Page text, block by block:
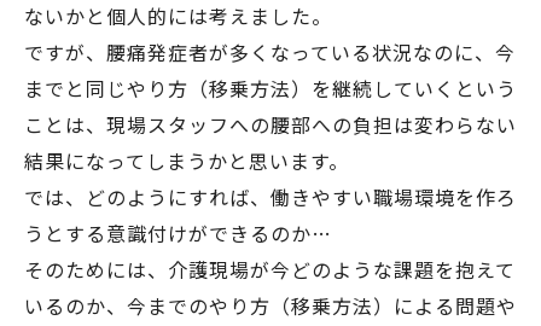
ないかと個人的には考えました。
ですが、腰痛発症者が多くなっている状況なのに、今
までと同じやり方（移乗方法）を継続していくという
ことは、現場スタッフへの腰部への負担は変わらない
結果になってしまうかと思います。
では、どのようにすれば、働きやすい職場環境を作ろ
うとする意識付けができるのか…
そのためには、介護現場が今どのような課題を抱えて
いるのか、今までのやり方（移乗方法）による問題や